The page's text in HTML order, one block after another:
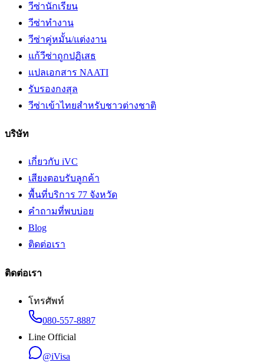
วีซ่านักเรียน
วีซ่าทำงาน
วีซ่าคู่หมั้น/แต่งงาน
แก้วีซ่าถูกปฏิเสธ
แปลเอกสาร NAATI
รับรองกงสุล
วีซ่าเข้าไทยสำหรับชาวต่างชาติ
บริษัท
เกี่ยวกับ iVC
เสียงตอบรับลูกค้า
พื้นที่บริการ 77 จังหวัด
คำถามที่พบบ่อย
Blog
ติดต่อเรา
ติดต่อเรา
โทรศัพท์
080-557-8887
Line Official
@iVisa